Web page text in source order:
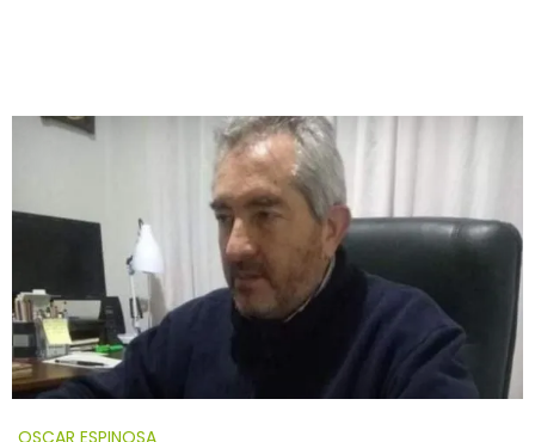
OSCAR ESPINOSA